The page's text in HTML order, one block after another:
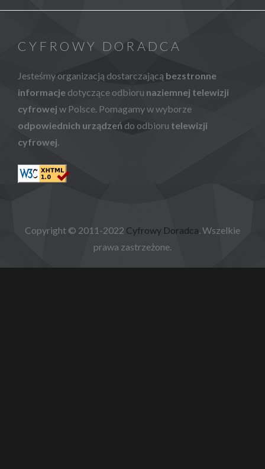
CYFROWY DORADCA
Jesteśmy organizacją dostarczającą bezstronne
informacje dotyczące odbioru naziemnej telewizji
cyfrowej w Polsce. Pomagamy w wyborze
odpowiednich urządzeń do odbioru telewizji
cyfrowej.
Copyright © 2011-2022 Cyfrowy Doradca. Wszelkie
prawa zastrzeżone.